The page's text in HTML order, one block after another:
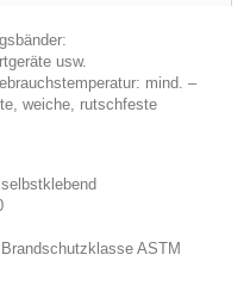
usw.
mind. –
weiche, rutschfeste
ASTM